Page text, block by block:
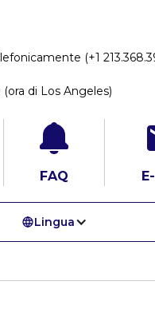
(+1
di Los Angeles)
FAQ
Lingua